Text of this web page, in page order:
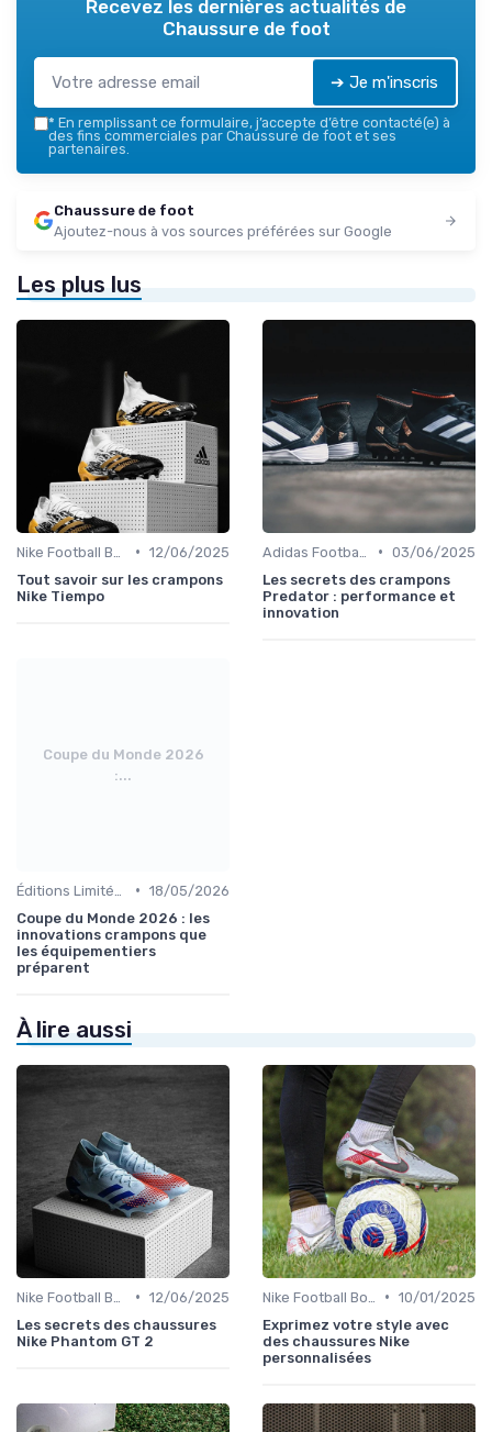
Recevez les dernières actualités de
Chaussure de foot
➔ Je m'inscris
* En remplissant ce formulaire, j’accepte d’être contacté(e) à
des fins commerciales par Chaussure de foot et ses
partenaires.
Chaussure de foot
Ajoutez-nous à vos sources préférées sur Google
Les plus lus
• 12/06/2025
Tout savoir sur les crampons
Nike Tiempo
• 03/06/2025
Les secrets des crampons
Predator : performance et
innovation
Coupe du Monde 2026
:...
• 18/05/2026
Coupe du Monde 2026 : les
innovations crampons que
les équipementiers
préparent
À lire aussi
• 12/06/2025
Les secrets des chaussures
Nike Phantom GT 2
• 10/01/2025
Exprimez votre style avec
des chaussures Nike
personnalisées